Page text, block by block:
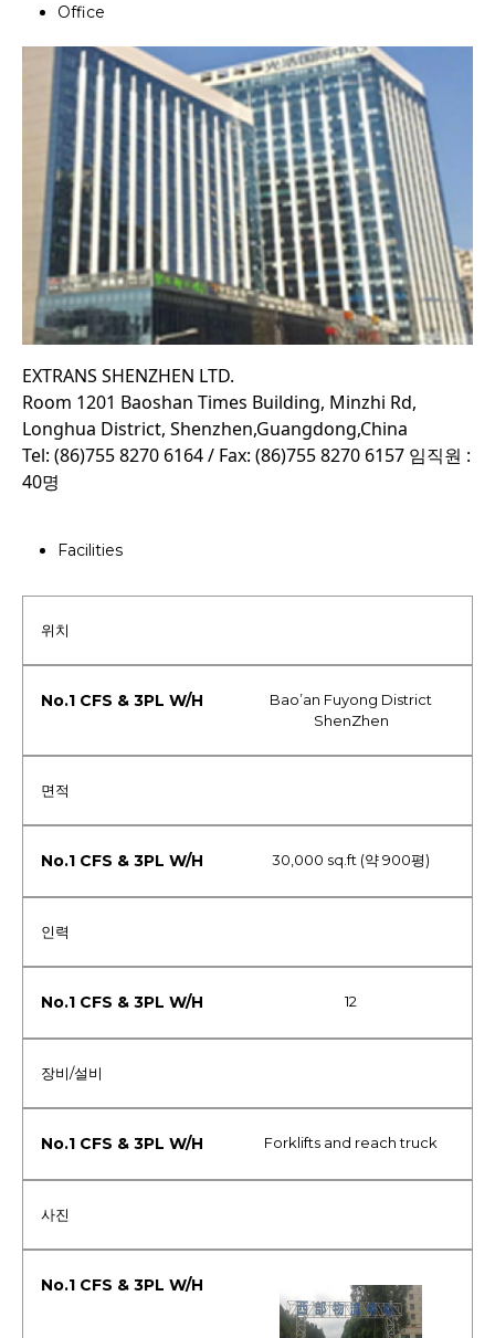
Office
EXTRANS SHENZHEN LTD.
Room 1201 Baoshan Times Building, Minzhi Rd,
Longhua District, Shenzhen,Guangdong,China
Tel: (86)755 8270 6164 / Fax: (86)755 8270 6157 임직원 :
40명
Facilities
위치
Bao’an Fuyong District
ShenZhen
면적
30,000 sq.ft (약 900평)
인력
12
장비/설비
Forklifts and reach truck
사진